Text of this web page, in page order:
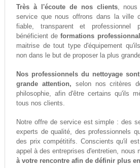
Très à l'écoute de nos clients, nous
service que nous offrons dans la ville
fiable, transparent et professionnel
bénéficient deformations
maitrise de tout type d'équipement
non dans le but de proposer la plus
Nos professionnels du nettoyage
grande attention, selon nos critères
philosophie, afin d'être certains qu'ils
tous nos clients.
Notre offre de service est simple : des
experts de qualité, des professionnels
des prix compétitifs. Conscients qu'il
appel à des entreprises d'entretien, nous
à votre rencontre afin de définir plus